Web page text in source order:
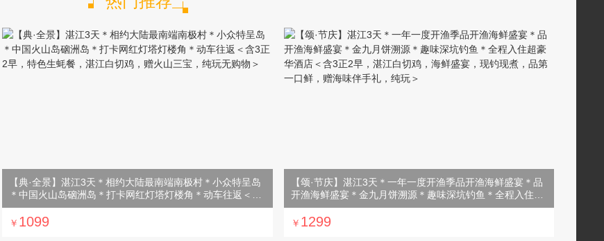
【典·全景】湛江3天＊相约大陆最南端南极村＊小众特呈岛
＊中国火山岛硇洲岛＊打卡网红灯塔灯楼角＊动车往返＜含
3正2早，特色生蚝餐，湛江白切鸡，赠火山三宝，纯玩无购
物＞
￥ 1099
【颂·节庆】湛江3天＊一年一度开渔季品开渔海鲜盛宴＊品
开渔海鲜盛宴＊金九月饼溯源＊趣味深坑钓鱼＊全程入住超
豪华酒店＜含3正2早，湛江白切鸡，海鲜盛宴，现钓现煮，
品第一口鲜，赠海味伴手礼，纯玩＞
￥ 1299